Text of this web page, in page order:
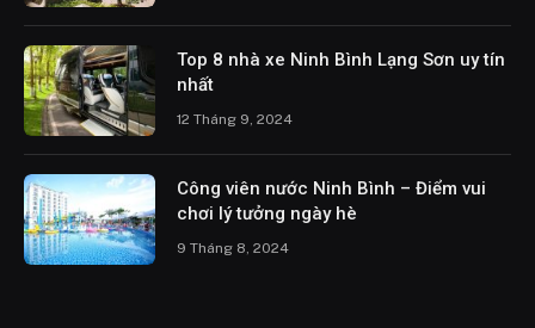
Top 8 nhà xe Ninh Bình Lạng Sơn uy tín
nhất
12 Tháng 9, 2024
Công viên nước Ninh Bình – Điểm vui
chơi lý tưởng ngày hè
9 Tháng 8, 2024